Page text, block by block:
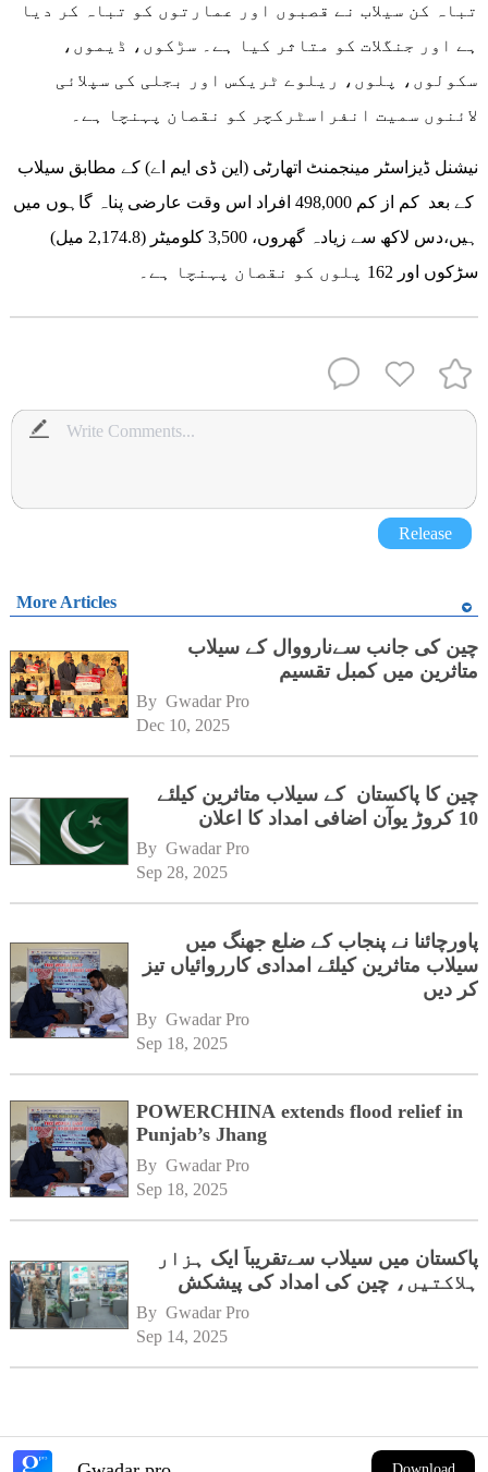
تباہ کن سیلاب نے قصبوں اور عمارتوں کو تباہ کر دیا
ہے اور جنگلات کو متاثر کیا ہے۔ سڑکوں، ڈیموں،
سکولوں، پلوں، ریلوے ٹریکس اور بجلی کی سپلائی
لائنوں سمیت انفراسٹرکچر کو نقصان پہنچا ہے۔
نیشنل ڈیزاسٹر مینجمنٹ اتھارٹی (این ڈی ایم اے) کے مطابق سیلاب
کے بعد کم از کم 498,000 افراد اس وقت عارضی پناہ گاہوں میں
ہیں،دس لاکھ سے زیادہ گھروں، 3,500 کلومیٹر (2,174.8 میل)
سڑکوں اور 162 پلوں کو نقصان پہنچا ہے۔
Release
More Articles
چین کی جانب سےنارووال کے سیلاب
متاثرین میں کمبل تقسیم
By Gwadar Pro
Dec 10, 2025
چین کا پاکستان کے سیلاب متاثرین کیلئے
10 کروڑ یوآن اضافی امداد کا اعلان
By Gwadar Pro
Sep 28, 2025
پاورچائنا نے پنجاب کے ضلع جھنگ میں
سیلاب متاثرین کیلئے امدادی کارروائیاں تیز
کر دیں
By Gwadar Pro
Sep 18, 2025
POWERCHINA extends flood relief in
Punjab’s Jhang
By Gwadar Pro
Sep 18, 2025
پاکستان میں سیلاب سےتقریباً ایک ہزار
ہلاکتیں، چین کی امداد کی پیشکش
By Gwadar Pro
Sep 14, 2025